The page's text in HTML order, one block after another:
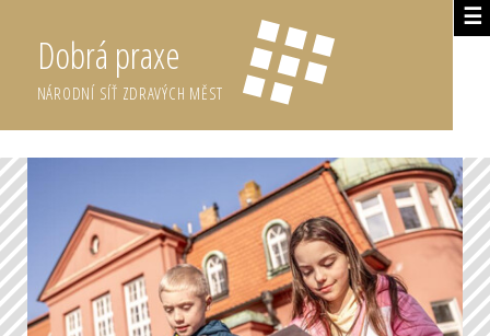
☰
Dobrá praxe
NÁRODNÍ SÍŤ ZDRAVÝCH MĚST